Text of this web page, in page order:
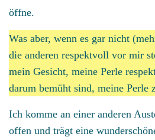
öffne.
Was aber, wenn es gar nicht
die anderen respektvoll vor mir
mein Gesicht, meine Perle
darum bemüht sind, meine Perle
Ich komme an einer anderen
offen und trägt eine